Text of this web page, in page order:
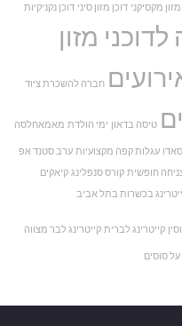
מזון מקסיקני דוכן מזון סיני דוכן נקניקיות
מזון
חברה להשכרת ציוד
טיסה בדאון ימי הולדת מאמאחלסה
עגלות קפה מקצועיות ערב סטנד אפ
חופשית קורס סנפלינג קיאקים
בכשרות בתל אביב
קייטרינג לברית קייטרינג לבר מצווה
סוסים